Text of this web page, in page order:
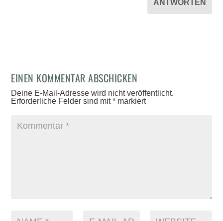
ANTWORTEN
EINEN KOMMENTAR ABSCHICKEN
Deine E-Mail-Adresse wird nicht veröffentlicht.
Erforderliche Felder sind mit* markiert